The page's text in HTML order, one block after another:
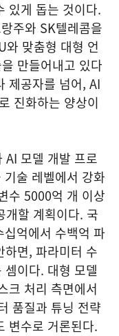
있게 돕는 것이다.
주와 SK텔레콤을
와 맞춤형 대형 언
만들어내고 있다
제공자를 넘어, AI
진화하는 양상이
AI 모델 개발 프로
술 레벨에서 강화
수 5000억 개 이상
개할 계획이다. 국
억에서 수백억 파
하면, 파라미터 수
이다. 대형 모델
크 처리 측면에서
품질과 튜닝 전략
변수로 거론된다.